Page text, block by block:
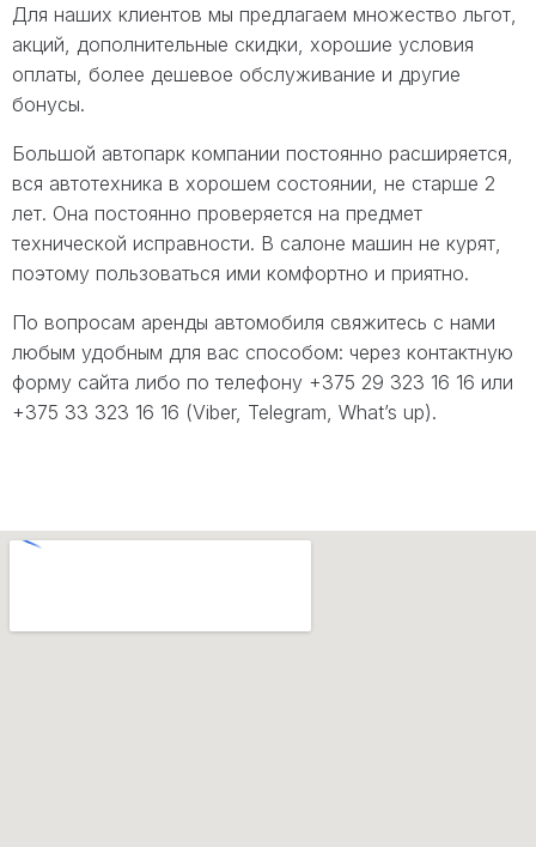
Для наших клиентов мы предлагаем множество льгот,
акций, дополнительные скидки, хорошие условия
оплаты, более дешевое обслуживание и другие
бонусы.
Большой автопарк компании постоянно расширяется,
вся автотехника в хорошем состоянии, не старше 2
лет. Она постоянно проверяется на предмет
технической исправности. В салоне машин не курят,
поэтому пользоваться ими комфортно и приятно.
По вопросам аренды автомобиля свяжитесь с нами
любым удобным для вас способом: через контактную
форму сайта либо по телефону +375 29 323 16 16 или
+375 33 323 16 16 (Viber, Telegram, What’s up).